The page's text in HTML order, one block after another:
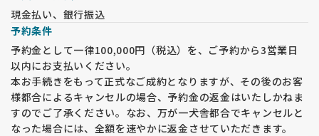
現金払い、銀行振込
予約条件
予約金として一律100,000円（税込）を、ご予約から3営業日
以内にお支払いください。
本お手続きをもって正式なご成約となりますが、その後のお客
様都合によるキャンセルの場合、予約金の返金はいたしかねま
すのでご了承ください。なお、万が一犬舎都合でキャンセルと
なった場合には、全額を速やかに返金させていただきます。